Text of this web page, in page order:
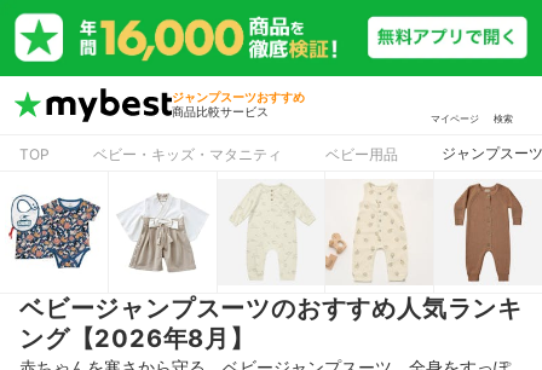
ジャンプスーツおすすめ
商品比較サービス
マイページ 検索
TOP ベビー・キッズ・マタニティ ベビー用品 ジャンプスーツ
ベビージャンプスーツのおすすめ人気ランキ
ング【2026年8月】